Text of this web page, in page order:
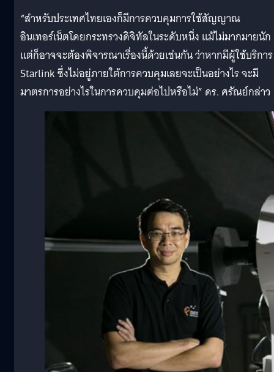
“สำหรับประเทศไทยเองก็มีการควบคุมการใช้สัญญาณ
อินเทอร์เน็ตโดยกระทรวงดิจิทัลในระดับหนึ่ง แม้ไม่มากมายนัก
แต่ก็อาจจะต้องพิจารณาเรื่องนี้ด้วยเช่นกัน ว่าหากมีผู้ใช้บริการ
Starlink ซึ่งไม่อยู่ภายใต้การควบคุมเลยจะเป็นอย่างไร จะมี
มาตรการอย่างไรในการควบคุมต่อไปหรือไม่” ดร. ศรัณย์กล่าว